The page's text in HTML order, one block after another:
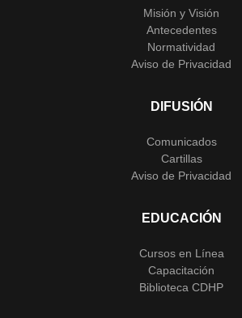
Misión y Visión
Antecedentes
Normatividad
Aviso de Privacidad
DIFUSIÓN
Comunicados
Cartillas
Aviso de Privacidad
EDUCACIÓN
Cursos en Línea
Capacitación
Biblioteca CDHP